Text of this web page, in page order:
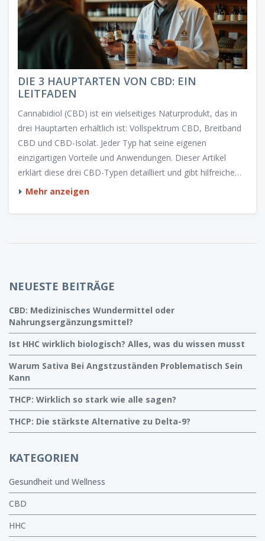
DIE 3 HAUPTARTEN VON CBD: EIN
LEITFADEN
Cannabidiol (CBD) ist ein vielseitiges Naturprodukt, das in
drei Hauptarten erhältlich ist: Vollspektrum CBD, Breitband
CBD und CBD-Isolat. Jeder Typ hat seine eigenen
einzigartigen Vorteile und Anwendungen. Dieser Artikel
erklärt diese drei CBD-Typen detailliert und gibt hilfreiche
Tipps, wie man den richtigen Typ für seine Bedürfnisse
Mehr anzeigen
NEUESTE BEITRÄGE
CBD: Medizinisches Wundermittel oder
Nahrungsergänzungsmittel?
Ist HHC wirklich biologisch? Alles, was du wissen musst
Warum Sativa Bei Angstzuständen Problematisch Sein
Kann
THCP: Wirklich so stark wie alle sagen?
THCP: Die stärkste Alternative zu Delta-9?
KATEGORIEN
Gesundheit und Wellness
CBD
HHC